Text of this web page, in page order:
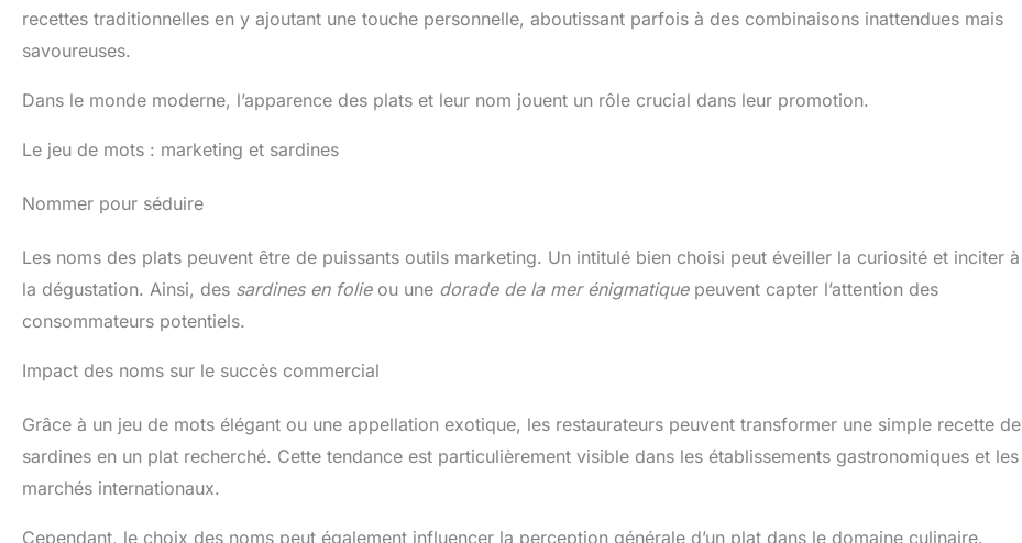
recettes traditionnelles en y ajoutant une touche personnelle, aboutissant parfois à des combinaisons inattendues mais
savoureuses.
Dans le monde moderne, l’apparence des plats et leur nom jouent un rôle crucial dans leur promotion.
Le jeu de mots : marketing et sardines
Nommer pour séduire
Les noms des plats peuvent être de puissants outils marketing. Un intitulé bien choisi peut éveiller la curiosité et inciter à
la dégustation. Ainsi, des sardines en folieou une dorade de la mer énigmatiquepeuvent capter l’attention des
consommateurs potentiels.
Impact des noms sur le succès commercial
Grâce à un jeu de mots élégant ou une appellation exotique, les restaurateurs peuvent transformer une simple recette de
sardines en un plat recherché. Cette tendance est particulièrement visible dans les établissements gastronomiques et les
marchés internationaux.
Cependant, le choix des noms peut également influencer la perception générale d’un plat dans le domaine culinaire.